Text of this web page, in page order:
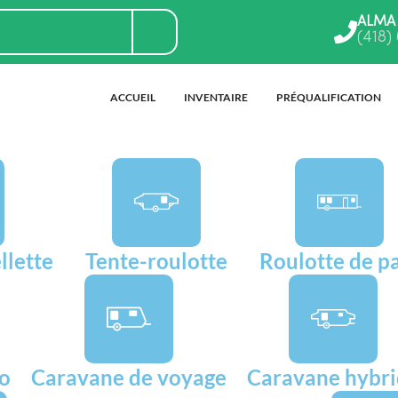
ALMA
(418)
ACCUEIL INVENTAIRE PRÉQUALIFICATION
Tente-roulotte Roulotte de
Caravane de voyage Caravane